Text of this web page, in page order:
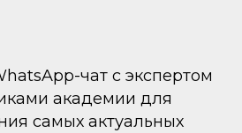
чат с экспертом
академии для
самых актуальных